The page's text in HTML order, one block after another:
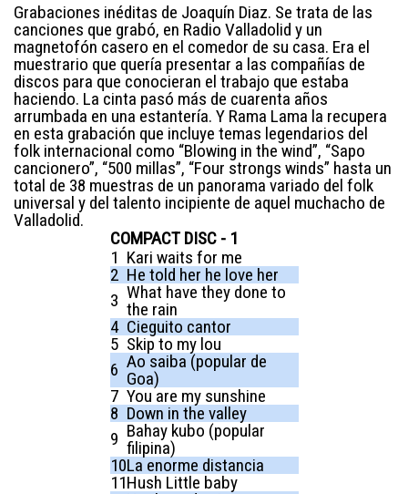
Grabaciones inéditas de Joaquín Diaz. Se trata de las
canciones que grabó, en Radio Valladolid y un
magnetofón casero en el comedor de su casa. Era el
muestrario que quería presentar a las compañías de
discos para que conocieran el trabajo que estaba
haciendo. La cinta pasó más de cuarenta años
arrumbada en una estantería. Y Rama Lama la recupera
en esta grabación que incluye temas legendarios del
folk internacional como “Blowing in the wind”, “Sapo
cancionero”, “500 millas”, “Four strongs winds” hasta un
total de 38 muestras de un panorama variado del folk
universal y del talento incipiente de aquel muchacho de
Valladolid.
COMPACT DISC - 1
1 Kari waits for me
2 He told her he love her
3 What have they done to
the rain
4 Cieguito cantor
5 Skip to my lou
6 Ao saiba (popular de
Goa)
7 You are my sunshine
8 Down in the valley
9 Bahay kubo (popular
filipina)
10La enorme distancia
11Hush Little baby